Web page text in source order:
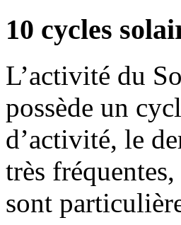
10 cycles
L’activité du
possède un
d’activité, le
très
sont